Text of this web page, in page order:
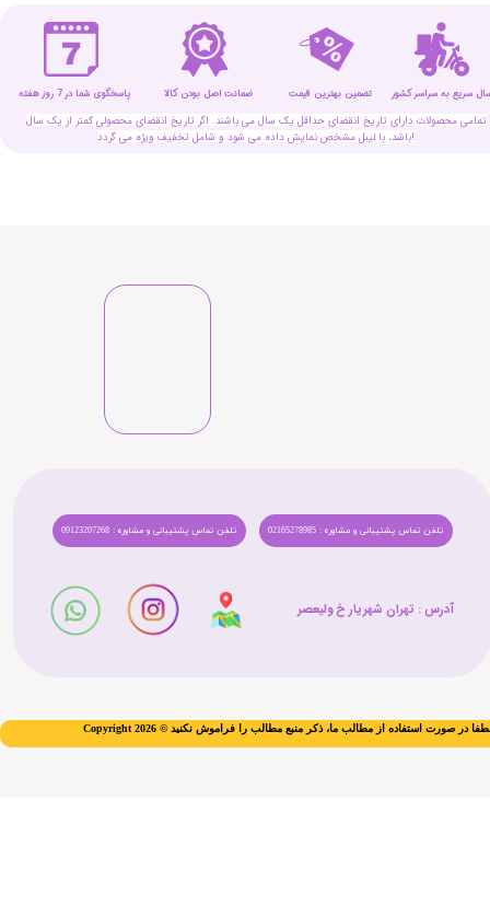
تمامی محصولات دارای تاریخ انقضای حداقل یک سال می باشند. اگر تاریخ انقضای محصولی کمتر از یک سال
باشد، با لیبل مشخص نمایش داده می شود و شامل تخفیف ویژه می گردد!
ضمانت اصل بودن کالا تضمین بهترین قیمت پاسخگوی شما در 7 روز هفته سریع به سراسر کشور
تلفن تماس پشتیبانی و مشاوره : 09123207268 تلفن تماس پشتیبانی و مشاوره : 02165278985
آدرس : تهران شهریار خ ولیعصر​​​​​​​